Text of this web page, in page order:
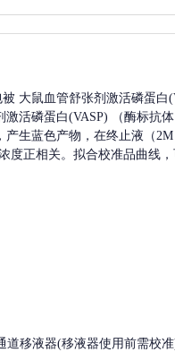
大鼠血管舒张剂激活磷蛋白
激活磷蛋白(VASP) （酶标抗
生蓝色产物，在终止液（
度正相关。拟合校准品曲线
移液器(移液器使用前需校准)